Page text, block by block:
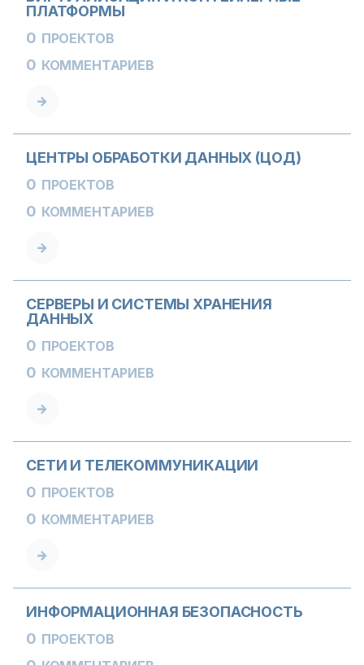
ПЛАТФОРМЫ
0 ПРОЕКТОВ
0 КОММЕНТАРИЕВ
ЦЕНТРЫ ОБРАБОТКИ ДАННЫХ (ЦОД)
0 ПРОЕКТОВ
0 КОММЕНТАРИЕВ
СЕРВЕРЫ И СИСТЕМЫ ХРАНЕНИЯ
ДАННЫХ
0 ПРОЕКТОВ
0 КОММЕНТАРИЕВ
СЕТИ И ТЕЛЕКОММУНИКАЦИИ
0 ПРОЕКТОВ
0 КОММЕНТАРИЕВ
ИНФОРМАЦИОННАЯ БЕЗОПАСНОСТЬ
0 ПРОЕКТОВ